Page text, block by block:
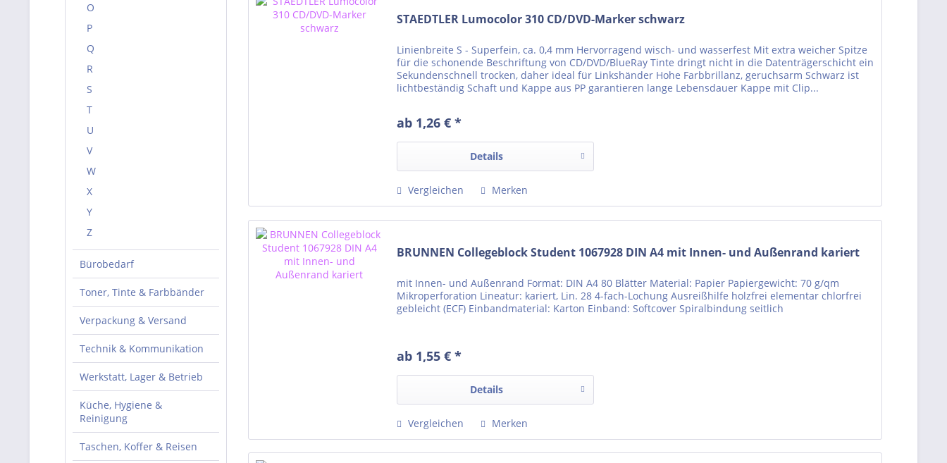
O
P
Q
R
S
T
U
V
W
X
Y
Z
Bürobedarf
Toner, Tinte & Farbbänder
Verpackung & Versand
Technik & Kommunikation
Werkstatt, Lager & Betrieb
Küche, Hygiene &
Reinigung
Taschen, Koffer & Reisen
STAEDTLER Lumocolor 310 CD/DVD-Marker schwarz
Linienbreite S - Superfein, ca. 0,4 mm Hervorragend wisch- und wasserfest Mit extra weicher Spitze
für die schonende Beschriftung von CD/DVD/BlueRay Tinte dringt nicht in die Datenträgerschicht ein
Sekundenschnell trocken, daher ideal für Linkshänder Hohe Farbbrillanz, geruchsarm Schwarz ist
lichtbeständig Schaft und Kappe aus PP garantieren lange Lebensdauer Kappe mit Clip...
ab 1,26 € *
Details
Vergleichen Merken
BRUNNEN Collegeblock Student 1067928 DIN A4 mit Innen- und Außenrand kariert
mit Innen- und Außenrand Format: DIN A4 80 Blätter Material: Papier Papiergewicht: 70 g/qm
Mikroperforation Lineatur: kariert, Lin. 28 4-fach-Lochung Ausreißhilfe holzfrei elementar chlorfrei
gebleicht (ECF) Einbandmaterial: Karton Einband: Softcover Spiralbindung seitlich
ab 1,55 € *
Details
Vergleichen Merken